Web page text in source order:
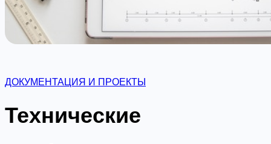
ДОКУМЕНТАЦИЯ И ПРОЕКТЫ
Технические